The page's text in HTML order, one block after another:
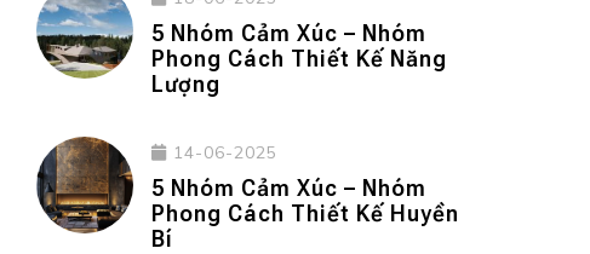
5 Nhóm Cảm Xúc – Nhóm
Phong Cách Thiết Kế Năng
Lượng
14-06-2025
5 Nhóm Cảm Xúc – Nhóm
Phong Cách Thiết Kế Huyền
Bí